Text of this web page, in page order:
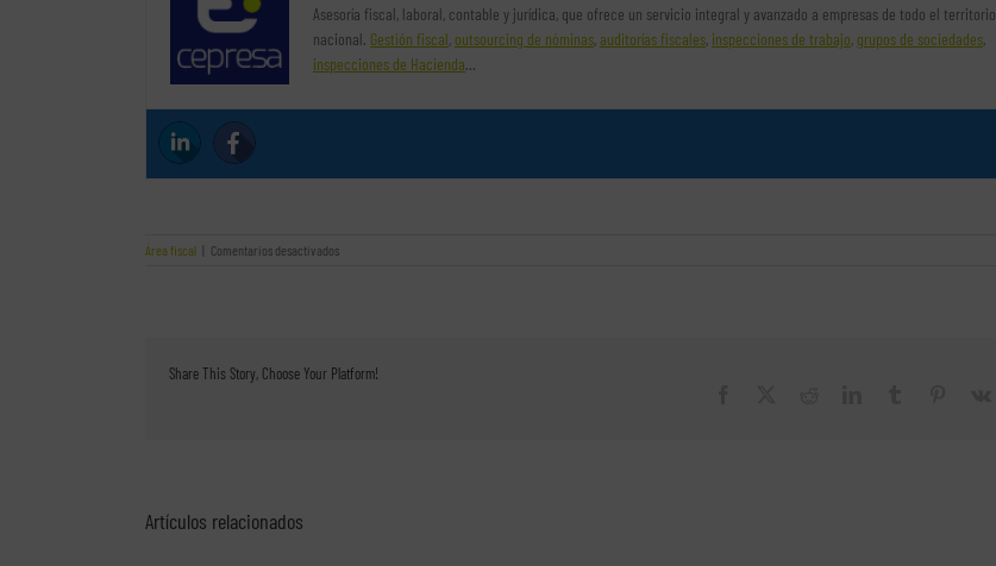
Asesoría fiscal, laboral, contable y jurídica, que ofrece un servicio integral y avanzado a empresas de todo el territorio
nacional. Gestión fiscal, outsourcing de nóminas,auditorías fiscales, inspecciones de trabajo, grupos de sociedades,
inspecciones de Hacienda…
Área fiscal | Comentarios desactivadosen
Share This Story, Choose Your Platform!
Artículos relacionados